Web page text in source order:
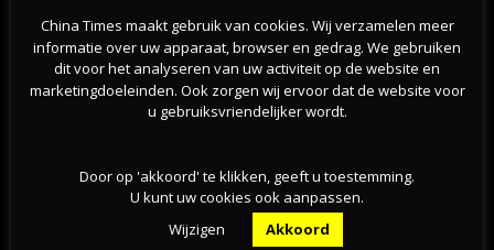
旱情持续加剧，莱茵河洛比特水位创新低，荷兰拒
绝全国统一行动
07-08-2026
China Times maakt gebruik van cookies. Wij verzamelen meer
informatie over uw apparaat, browser en gedrag. We gebruiken
dit voor het analyseren van uw activiteit op de website en
marketingdoeleinden. Ook zorgen wij ervoor dat de website voor
u gebruiksvriendelijker wordt.
Door op 'akkoord' te klikken, geeft u toestemming.
U kunt uw cookies ook aanpassen.
Wijzigen
Akkoord